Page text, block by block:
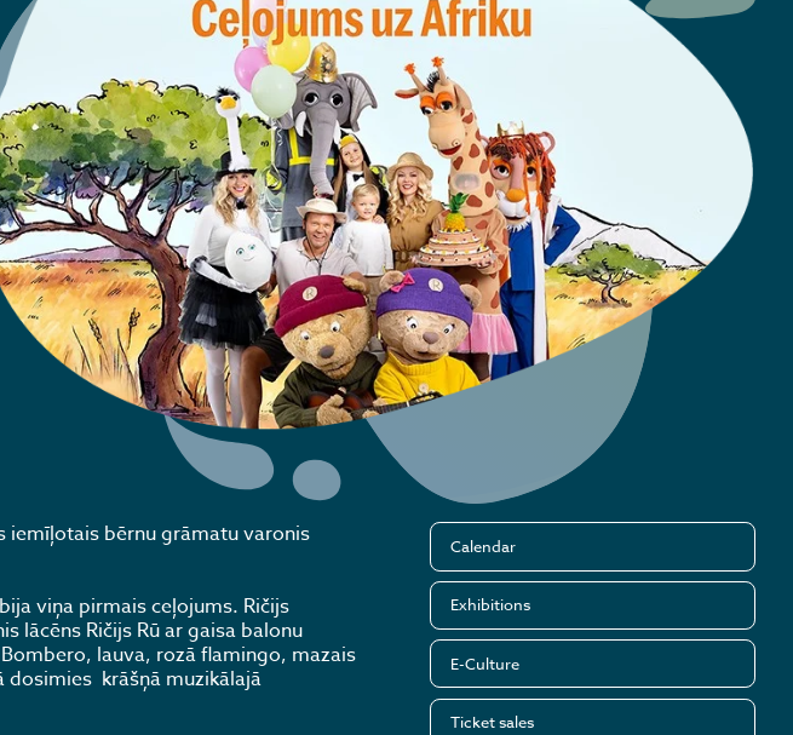
iemīļotais bērnu grāmatu varonis
viņa pirmais ceļojums. Ričijs
lācēns Ričijs Rū ar gaisa balonu
lauva, rozā flamingo, mazais
dosimies krāšņā muzikālajā
Calendar
Exhibitions
E-Culture
Ticket sales